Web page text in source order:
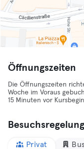
Öffnungszeiten
Die Öffnungszeiten
Woche im Voraus
15 Minuten vor
Besuchsregelung
Privat